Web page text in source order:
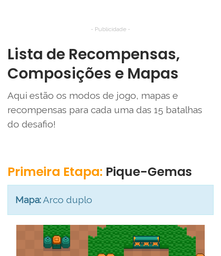
- Publicidade -
Lista de Recompensas,
Composições e Mapas
Aqui estão os modos de jogo, mapas e
recompensas para cada uma das 15 batalhas
do desafio!
Primeira Etapa: Pique-Gemas
Mapa:Arco duplo